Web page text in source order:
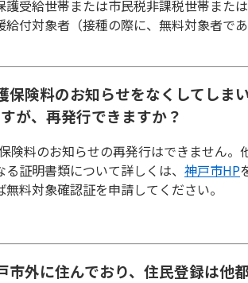
受給世帯または市民税非課税世帯また
給付対象者（接種の際に、無料対象者で
保険料のお知らせをなくしてしま
が、再発行できますか？
険料のお知らせの再発行はできません
る証明書類について詳しくは、 神戸市HP
無料対象確認証を申請してください。
市外に住んでおり、住民登録は他